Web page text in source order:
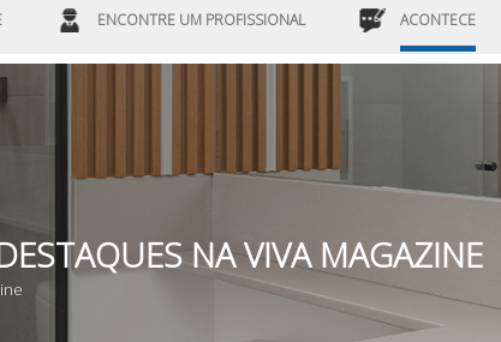
ENCONTRE UM PROFISSIONAL ACONTECE
NA VIVA MAGAZINE